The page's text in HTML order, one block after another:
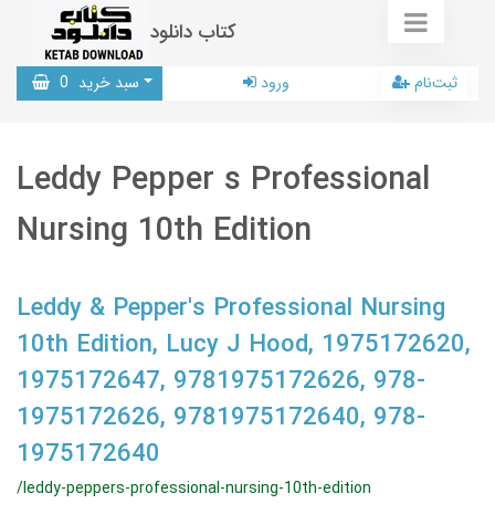
کتاب دانلود
سبد خرید 0 ورود ثبت‌نام
Leddy Pepper s Professional
Nursing 10th Edition
Leddy & Pepper's Professional Nursing
10th Edition, Lucy J Hood, 1975172620,
1975172647, 9781975172626, 978-
1975172626, 9781975172640, 978-
1975172640
/leddy-peppers-professional-nursing-10th-edition